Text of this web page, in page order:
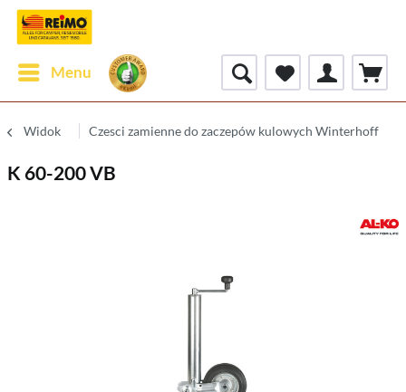
Menu
Widok Czesci zamienne do zaczepów kulowych Winterhoff
K 60-200 VB